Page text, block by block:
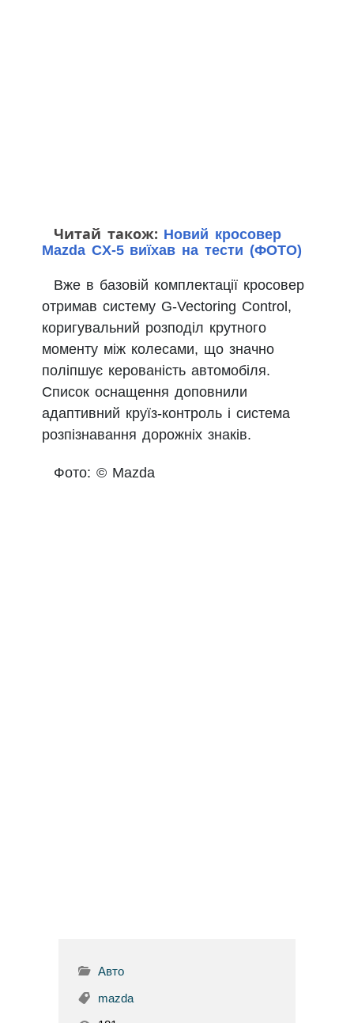
Читай також: Новий кросовер
Mazda CX-5 виїхав на тести (ФОТО)
Вже в базовій комплектації кросовер
отримав систему G-Vectoring Control,
коригувальний розподіл крутного
моменту між колесами, що значно
поліпшує керованість автомобіля.
Список оснащення доповнили
адаптивний круїз-контроль і система
розпізнавання дорожніх знаків.
Фото: © Mazda
Авто
mazda